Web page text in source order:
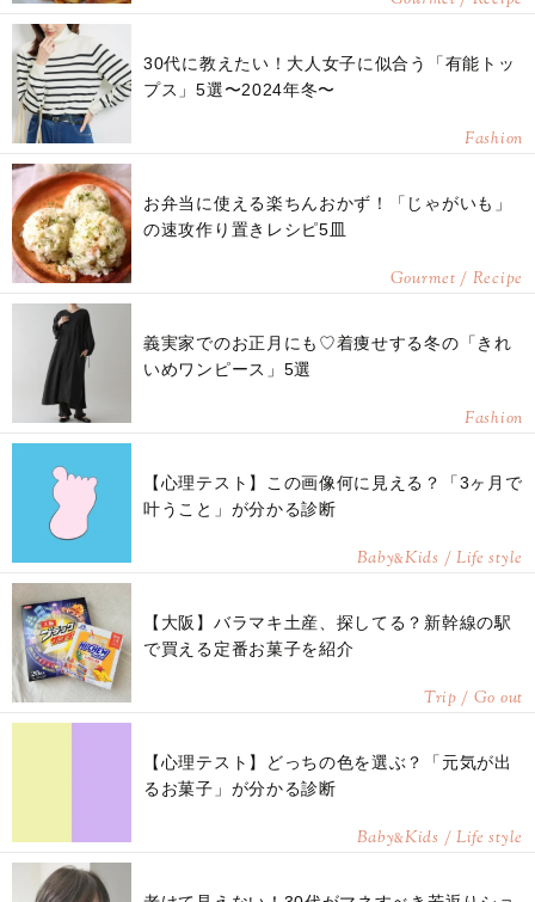
30代に教えたい！大人女子に似合う「有能トッ
プス」5選〜2024年冬〜
Fashion
お弁当に使える楽ちんおかず！「じゃがいも」
の速攻作り置きレシピ5皿
Gourmet / Recipe
義実家でのお正月にも♡着痩せする冬の「きれ
いめワンピース」5選
Fashion
【心理テスト】この画像何に見える？「3ヶ月で
叶うこと」が分かる診断
Baby&Kids / Life style
【大阪】バラマキ土産、探してる？新幹線の駅
で買える定番お菓子を紹介
Trip / Go out
【心理テスト】どっちの色を選ぶ？「元気が出
るお菓子」が分かる診断
Baby&Kids / Life style